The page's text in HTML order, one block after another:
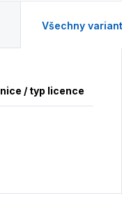
Všechny
/ typ licence